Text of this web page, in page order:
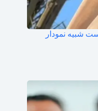
شبیه نمودار